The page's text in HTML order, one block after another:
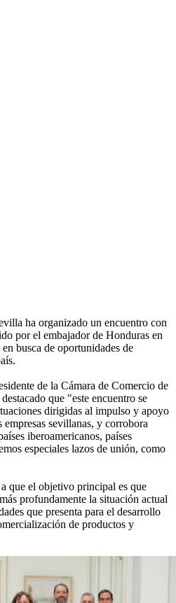
ha organizado un encuentro con
por el embajador de Honduras en
busca de oportunidades de
de la Cámara de Comercio de
que "este encuentro se
dirigidas al impulso y apoyo
sevillanas, y corrobora
iberoamericanos, países
especiales lazos de unión, como
que el objetivo principal es que
profundamente la situación actual
que presenta para el desarrollo
de productos y